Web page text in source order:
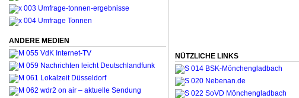
ANDERE MEDIEN
NÜTZLICHE LINKS